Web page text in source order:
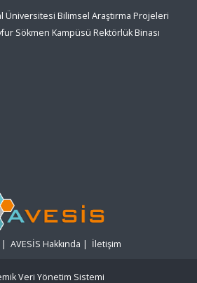
Üniversitesi Bilimsel Araştırma Projeleri
Sökmen Kampüsü Rektörlük Binası
| AVESİS Hakkında | İletişim
Veri Yönetim Sistemi